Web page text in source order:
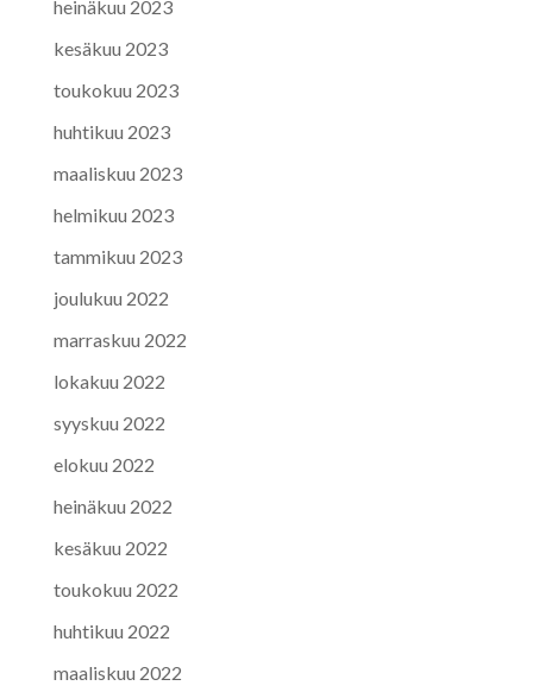
heinäkuu 2023
kesäkuu 2023
toukokuu 2023
huhtikuu 2023
maaliskuu 2023
helmikuu 2023
tammikuu 2023
joulukuu 2022
marraskuu 2022
lokakuu 2022
syyskuu 2022
elokuu 2022
heinäkuu 2022
kesäkuu 2022
toukokuu 2022
huhtikuu 2022
maaliskuu 2022